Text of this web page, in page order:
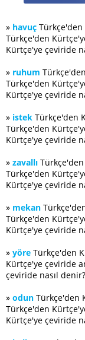
» havuç
Türkçe'den
Kürtçe'ye çeviride
» ruhum
Türkçe'den
Kürtçe'ye çeviride
» istek Türkçe'den
Türkçe'den
Kürtçe'ye çeviride
» zavallı
Türkçe'den
Kürtçe'ye çeviride
» mekan
Türkçe'den
Kürtçe'ye çeviride
» yöre Türkçe'den
Kürtçe'ye çeviride
çeviride nasıl denir?
» odun Türkçe'den
Türkçe'den
Kürtçe'ye çeviride